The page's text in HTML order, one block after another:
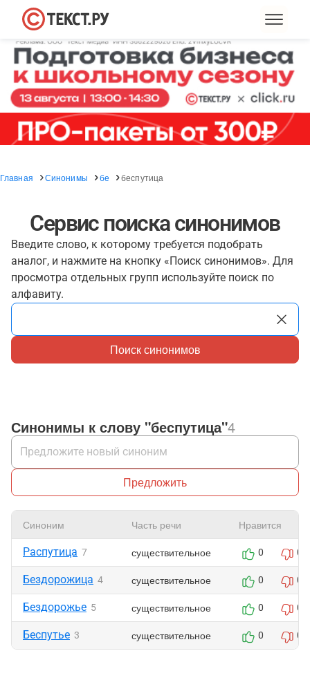
Главная Синонимы бе беспутица
Сервис поиска синонимов
Введите слово, к которому требуется подобрать
аналог, и нажмите на кнопку «Поиск синонимов». Для
просмотра отдельных групп используйте поиск по
алфавиту.
Поиск синонимов
Синонимы к слову "беспутица"4
Предложить
Синоним Часть речи Нравится
Распутица 7 существительное 0 0
Бездорожица 4 существительное 0 0
Бездорожье 5 существительное 0 0
Беспутье 3 существительное 0 0